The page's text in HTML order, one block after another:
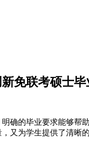
免联考硕士毕
确的毕业要求能够
又为学生提供了清晰